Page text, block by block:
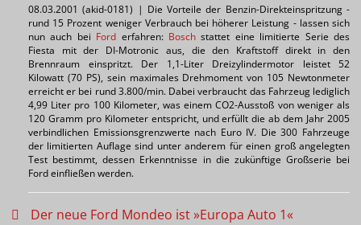
08.03.2001 (akid-0181) | Die Vorteile der Benzin-Direkteinspritzung -
rund 15 Prozent weniger Verbrauch bei höherer Leistung - lassen sich
nun auch bei Ford erfahren: Bosch stattet eine limitierte Serie des
Fiesta mit der DI-Motronic aus, die den Kraftstoff direkt in den
Brennraum einspritzt. Der 1,1-Liter Dreizylindermotor leistet 52
Kilowatt (70 PS), sein maximales Drehmoment von 105 Newtonmeter
erreicht er bei rund 3.800/min. Dabei verbraucht das Fahrzeug lediglich
4,99 Liter pro 100 Kilometer, was einem CO2-Ausstoß von weniger als
120 Gramm pro Kilometer entspricht, und erfüllt die ab dem Jahr 2005
verbindlichen Emissionsgrenzwerte nach Euro IV. Die 300 Fahrzeuge
der limitierten Auflage sind unter anderem für einen groß angelegten
Test bestimmt, dessen Erkenntnisse in die zukünftige Großserie bei
Ford einfließen werden.
Der neue Ford Mondeo ist »Europa Auto 1«